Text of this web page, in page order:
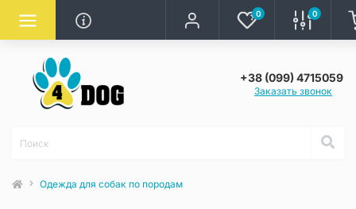
0 0
+38 (099) 4715059
Заказать звонок
Одежда для собак по породам